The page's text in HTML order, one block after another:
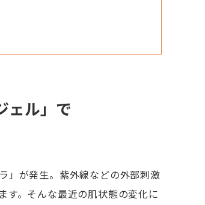
ェル」で
」が発生。紫外線などの外部刺激
す。そんな最近の肌状態の変化に